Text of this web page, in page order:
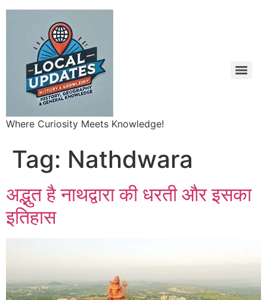
Where Curiosity Meets Knowledge!
Tag: Nathdwara
अद्भुत है नाथद्वारा की धरती और इसका
इतिहास